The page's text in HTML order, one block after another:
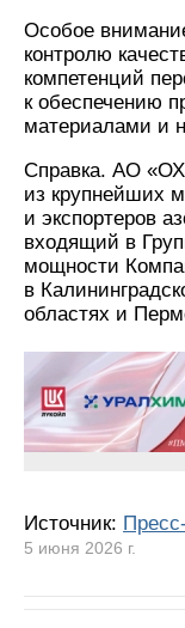
Особое
контролю
компетенций
к обеспечению
материалами и
Справка. АО
из крупнейших
и экспортеров
входящий в
мощности
в
областях и
Источник:
5 июня 2026 г.